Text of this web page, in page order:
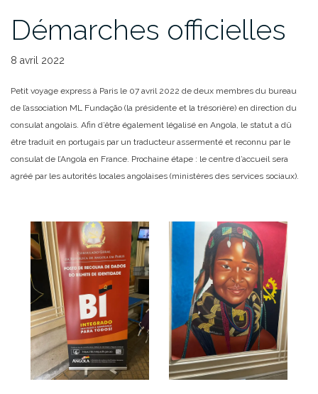
Démarches officielles
8 avril 2022
Petit voyage express à Paris le 07 avril 2022 de deux membres du bureau
de l’association ML Fundação (la présidente et la trésorière) en direction du
consulat angolais. Afin d’être également légalisé en Angola, le statut a dû
être traduit en portugais par un traducteur assermenté et reconnu par le
consulat de l’Angola en France. Prochaine étape : le centre d’accueil sera
agréé par les autorités locales angolaises (ministères des services sociaux).